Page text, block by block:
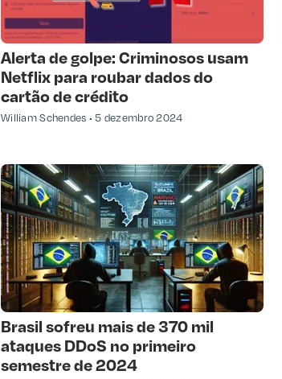
Alerta de golpe: Criminosos usam
Netflix para roubar dados do
cartão de crédito
William Schendes 5 dezembro 2024
Brasil sofreu mais de 370 mil
ataques DDoS no primeiro
semestre de 2024